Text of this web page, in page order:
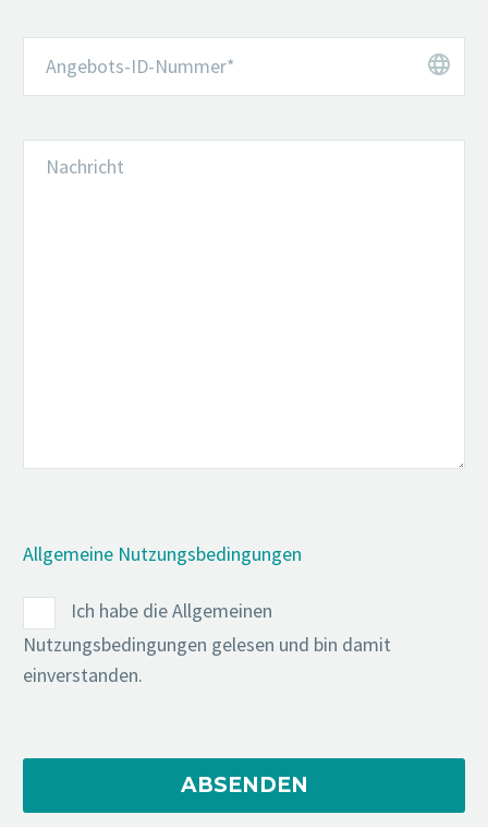
Allgemeine Nutzungsbedingungen
Ich habe die Allgemeinen
Nutzungsbedingungen gelesen und bin damit
einverstanden.